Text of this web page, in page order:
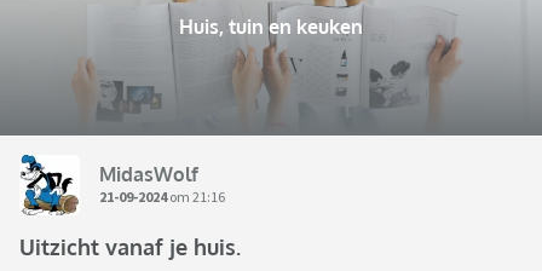
Huis, tuin en keuken
MidasWolf
21-09-2024om 21:16
Uitzicht vanaf je huis.